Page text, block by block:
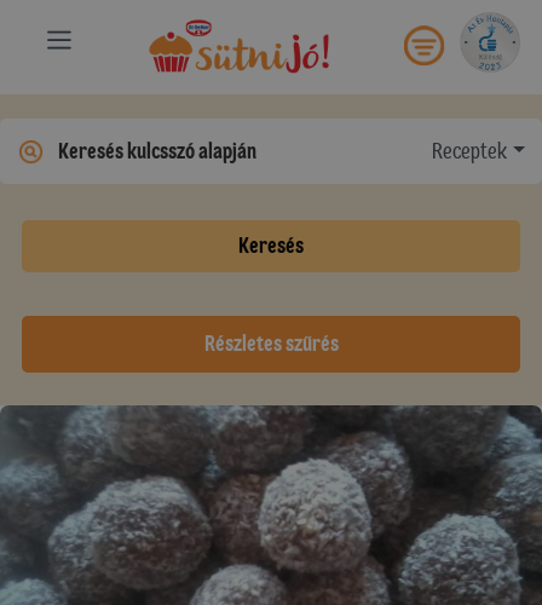
Receptek
Keresés
Részletes szűrés